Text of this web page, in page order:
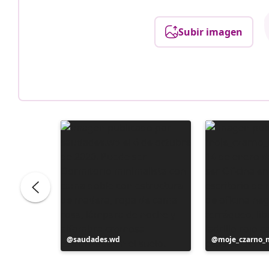
Subir imagen
Publicación
realizada
saudades.wd
Publicación
realizada